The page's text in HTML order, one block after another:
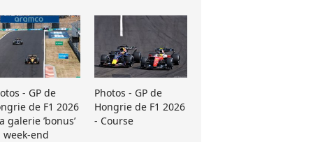
- GP de
de F1 2026
galerie ’bonus’
week-end
Photos - GP de
Hongrie de F1 2026
- Course